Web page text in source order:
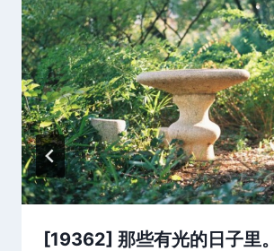
[19362] 那些有光的日子里。 ​​​​